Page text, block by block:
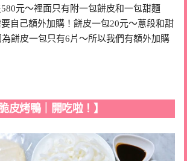
元～裡面只有附一包餅皮和一包甜麵
自己額外加購！餅皮一包20元～蔥段和甜
餅皮一包只有6片～所以我們有額外加購
皮烤鴨｜開吃啦！】